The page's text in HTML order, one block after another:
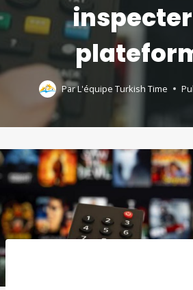
ParL'équipe Turkish Time